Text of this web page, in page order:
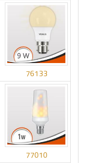
76133
77010